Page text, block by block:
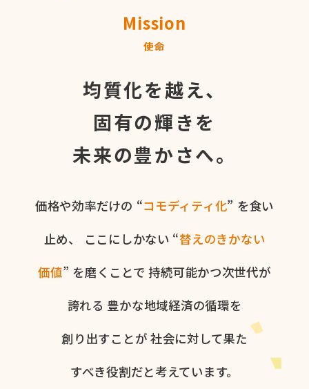
Mission
使命
均質化を越え、
固有の輝きを
未来の豊かさへ。
価格や​効率だけの​ “コモディティ化” を​食い​
止め、
ここに​しかない​ “替えの​きかない​
価値” を​磨く​ことで 持続可能かつ次世代が​
誇れる 豊かな​地域経済の​循環を​
創り出すことが 社会に​対して​果た​
すべき役割だと​考えています。​